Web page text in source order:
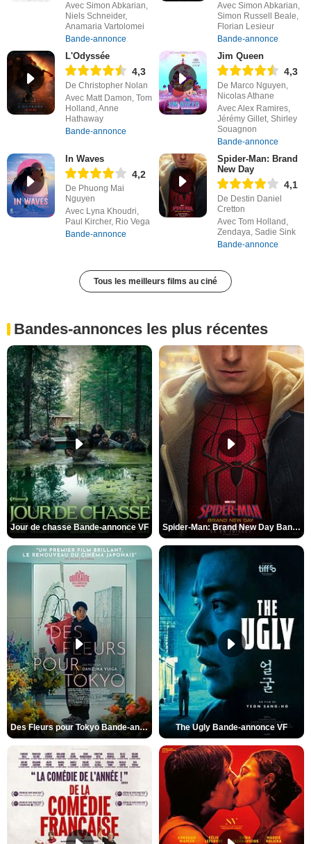
Avec Simon Abkarian,
Niels Schneider,
Anamaria Vartolomei
Bande-annonce
Avec Simon Abkarian,
Simon Russell Beale,
Florian Lesieur
Bande-annonce
L'Odyssée
4,3
De Christopher Nolan
Avec Matt Damon, Tom
Holland, Anne
Hathaway
Bande-annonce
Jim Queen
4,3
De Marco Nguyen,
Nicolas Athane
Avec Alex Ramires,
Jérémy Gillet, Shirley
Souagnon
Bande-annonce
In Waves
4,2
De Phuong Mai
Nguyen
Avec Lyna Khoudri,
Paul Kircher, Rio Vega
Bande-annonce
Spider-Man: Brand
New Day
4,1
De Destin Daniel
Cretton
Avec Tom Holland,
Zendaya, Sadie Sink
Bande-annonce
Tous les meilleurs films au ciné
Bandes-annonces les plus récentes
Jour de chasse Bande-annonce VF Spider-Man: Brand New Day Bande-annonce (3) VO STFR
Des Fleurs pour Tokyo Bande-annonce VO STFR The Ugly Bande-annonce VF